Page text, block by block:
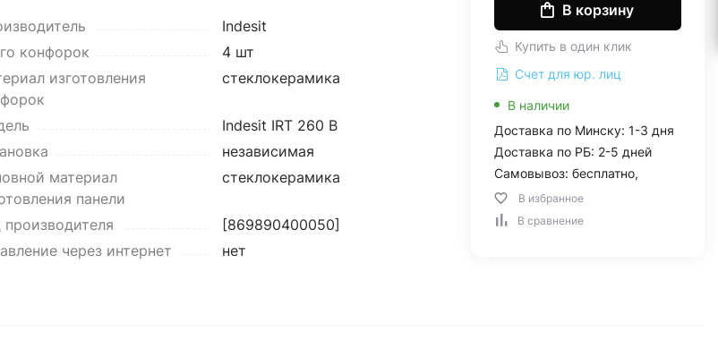
Indesit
конфорок
4 шт
изготовления
стеклокерамика
Indesit IRT 260 B
независимая
материал
панели
стеклокерамика
производителя
[869890400050]
через интернет
нет
В корзину
Купить в один клик
Счет для юр. лиц
В наличии
Доставка по Минску: 1-3 дня
Доставка по РБ: 2-5 дней
Самовывоз: бесплатно,
В избранное
В сравнение